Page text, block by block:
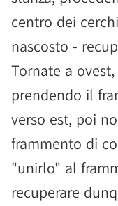
centro dei
nascosto -
Tornate a
prendendo il
verso est, poi
frammento di
"unirlo" al
recuperare